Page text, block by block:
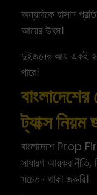
অন্যদিকে হাসান
আয়ের উৎস।
দুইজনের আয় একই
পারে।
ট্যাক্স
বাংলাদেশে Prop
সাধারণ আয়কর নীতি,
সচেতন থাকা জরুরি।